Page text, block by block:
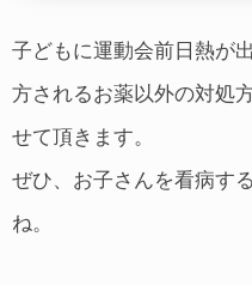
子どもに運動会前日熱が
方されるお薬以外の対処
せて頂きます。
ぜひ、お子さんを看病す
ね。